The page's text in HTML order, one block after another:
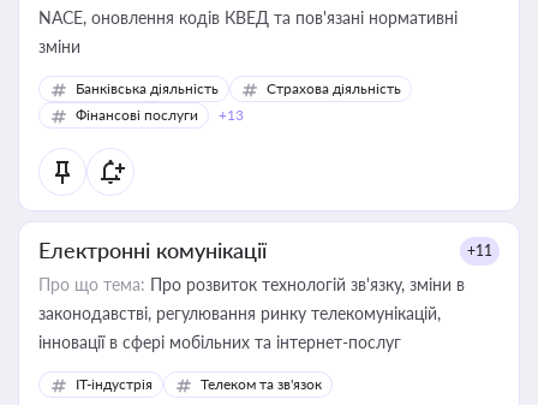
NACE, оновлення кодів КВЕД та пов'язані нормативні
зміни
Банківська діяльність
Страхова діяльність
Фінансові послуги
+13
Електронні комунікації +11
Про що тема: Про розвиток технологій зв'язку, зміни в
законодавстві, регулювання ринку телекомунікацій,
інновації в сфері мобільних та інтернет-послуг
IT-індустрія Телеком та зв'язок